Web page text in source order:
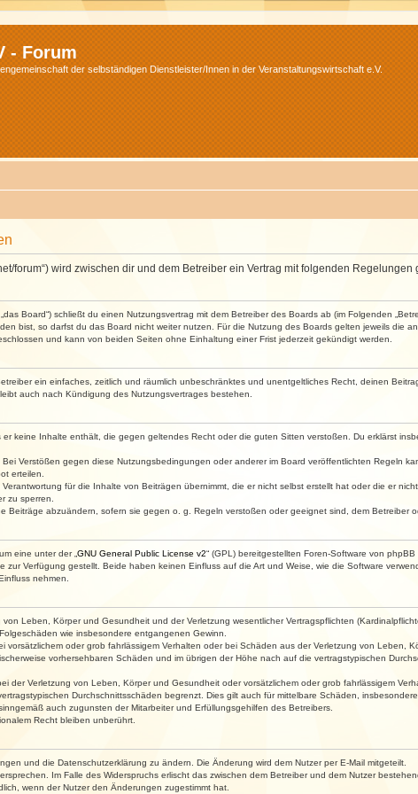
- Forum
der selbständigen Dienstleister/Innen in der Veranstaltungswirtschaft e.V.
forum“) wird zwischen dir und dem Betreiber ein Vertrag mit folgenden Regelungen
Board“) schließt du einen Nutzungsvertrag mit dem Betreiber des Boards ab (im Folgenden
bist, so darfst du das Board nicht weiter nutzen. Für die Nutzung des Boards gelten jeweils die
und kann von beiden Seiten ohne Einhaltung einer Frist jederzeit gekündigt werden.
ein einfaches, zeitlich und räumlich unbeschränktes und unentgeltliches Recht, deinen
auch nach Kündigung des Nutzungsvertrages bestehen.
er keine Inhalte enthält, die gegen geltendes Recht oder die guten Sitten verstoßen. Du erklärst
Verstößen gegen diese Nutzungsbedingungen oder anderer im Board veröffentlichten Regeln
erteilen.
für die Inhalte von Beiträgen übernimmt, die er nicht selbst erstellt hat oder die er
zu sperren.
Beiträge abzuändern, sofern sie gegen o. g. Regeln verstoßen oder geeignet sind, dem Betreiber
eine unter der „ GNU General Public License v2“ (GPL) bereitgestellten Foren-Software von
zur Verfügung gestellt. Beide haben keinen Einfluss auf die Art und Weise, wie die Software
nehmen.
Leben, Körper und Gesundheit und der Verletzung wesentlicher Vertragspflichten
wie insbesondere entgangenen Gewinn.
vorsätzlichem oder grob fahrlässigem Verhalten oder bei Schäden aus der Verletzung von Leben,
vorhersehbaren Schäden und im übrigen der Höhe nach auf die vertragstypischen
der Verletzung von Leben, Körper und Gesundheit oder vorsätzlichem oder grob fahrlässigem
Durchschnittsschäden begrenzt. Dies gilt auch für mittelbare Schäden,
auch zugunsten der Mitarbeiter und Erfüllungsgehilfen des Betreibers.
Recht bleiben unberührt.
und die Datenschutzerklärung zu ändern. Die Änderung wird dem Nutzer per E-Mail mitgeteilt.
Im Falle des Widerspruchs erlischt das zwischen dem Betreiber und dem Nutzer
wenn der Nutzer den Änderungen zugestimmt hat.